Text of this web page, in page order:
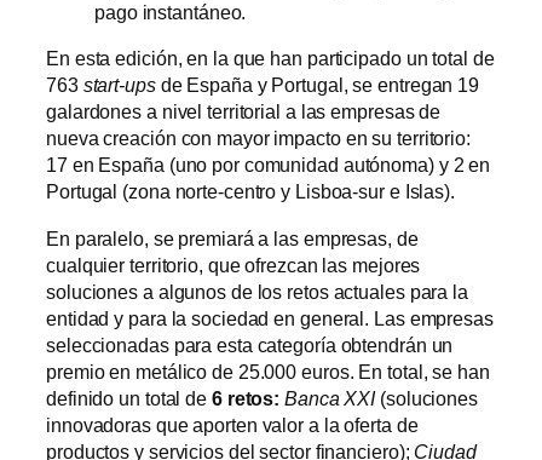
pago instantáneo.
En esta edición, en la que han participado un total de
763 start-upsde España y Portugal, se entregan 19
galardones a nivel territorial a las empresas de
nueva creación con mayor impacto en su territorio:
17 en España (uno por comunidad autónoma) y 2 en
Portugal (zona norte-centro y Lisboa-sur e Islas).
En paralelo, se premiará a las empresas, de
cualquier territorio, que ofrezcan las mejores
soluciones a algunos de los retos actuales para la
entidad y para la sociedad en general. Las empresas
seleccionadas para esta categoría obtendrán un
premio en metálico de 25.000 euros. En total, se han
definido un total de 6 retos: Banca XXI (soluciones
innovadoras que aporten valor a la oferta de
productos y servicios del sector financiero); Ciudad